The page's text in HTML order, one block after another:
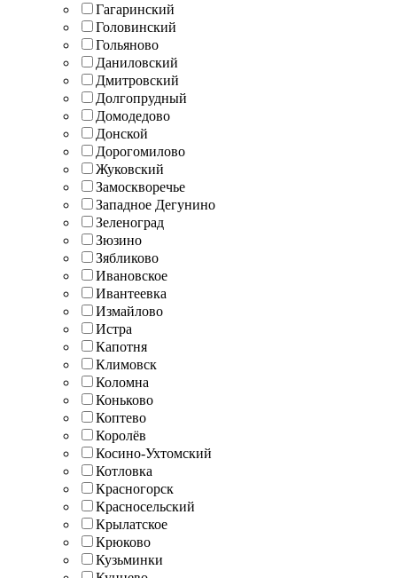
Гагаринский
Головинский
Гольяново
Даниловский
Дмитровский
Долгопрудный
Домодедово
Донской
Дорогомилово
Жуковский
Замоскворечье
Западное Дегунино
Зеленоград
Зюзино
Зябликово
Ивановское
Ивантеевка
Измайлово
Истра
Капотня
Климовск
Коломна
Коньково
Коптево
Королёв
Косино-Ухтомский
Котловка
Красногорск
Красносельский
Крылатское
Крюково
Кузьминки